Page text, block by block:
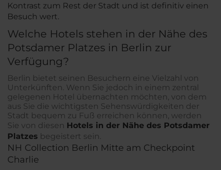
Kontrast zum Rest der Stadt und ist definitiv einen
Besuch wert.
Welche Hotels stehen in der Nähe des
Potsdamer Platzes in Berlin zur
Verfügung?
Berlin bietet seinen Besuchern eine Vielzahl von
Unterkünften. Wenn Sie jedoch in einem zentral
gelegenen Hotel übernachten möchten, von dem
aus Sie die wichtigsten Sehenswürdigkeiten der
Stadt bequem zu Fuß erreichen können, werden
Sie von diesen Hotels in der Nähe des Potsdamer
Platzes begeistert sein.
NH Collection Berlin Mitte am Checkpoint
Charlie